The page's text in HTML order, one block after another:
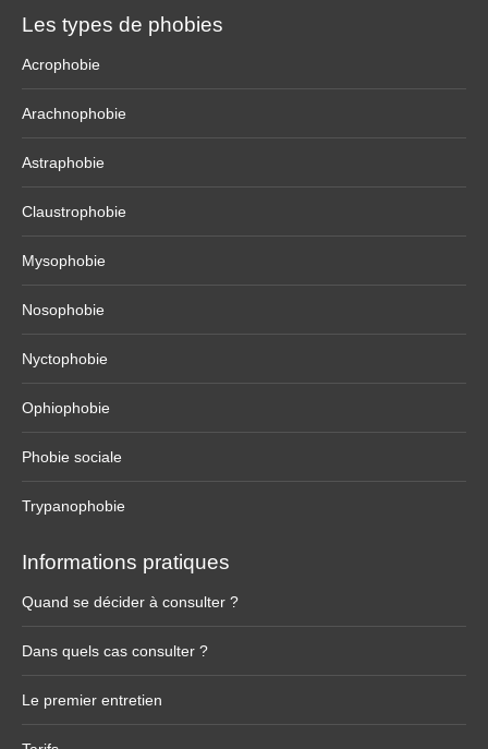
Les types de phobies
Acrophobie
Arachnophobie
Astraphobie
Claustrophobie
Mysophobie
Nosophobie
Nyctophobie
Ophiophobie
Phobie sociale
Trypanophobie
Informations pratiques
Quand se décider à consulter ?
Dans quels cas consulter ?
Le premier entretien